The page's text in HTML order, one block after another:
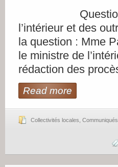
Question n°
l’intérieur et des
la question : Mme
le ministre de
rédaction des
Read more
Collectivités locales